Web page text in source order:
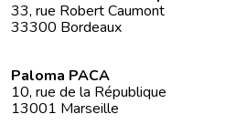
33, rue Robert Caumont
33300 Bordeaux
Paloma PACA
10, rue de la République
13001 Marseille